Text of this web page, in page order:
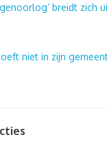
breidt zich
niet in zijn